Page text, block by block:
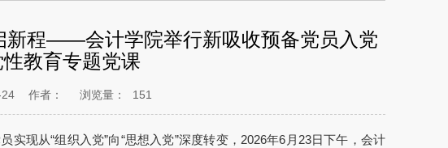
新程——会计学院举行新吸收预备党员入党
教育专题党课
24 作者： 浏览量： 151
现从“组织入党”向“思想入党”深度转变，2026年6月23日下午，会计